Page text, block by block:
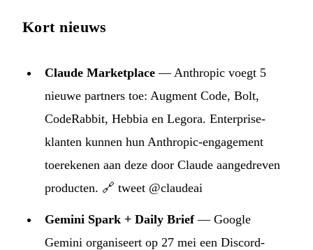
Kort nieuws
Claude Marketplace — Anthropic voegt 5
nieuwe partners toe: Augment Code, Bolt,
CodeRabbit, Hebbia en Legora. Enterprise-
klanten kunnen hun Anthropic-engagement
toerekenen aan deze door Claude aangedreven
producten. 🔗 tweet @claudeai
Gemini Spark + Daily Brief— Google
Gemini organiseert op 27 mei een Discord-